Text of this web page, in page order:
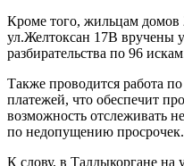
Кроме того, жильцам домов
ул.Желтоксан 17В вручены
разбирательства по 96
Также проводится работа
платежей, что обеспечит
возможность отслеживать
по недопущению просрочек.
К слову, в Талдыкоргане